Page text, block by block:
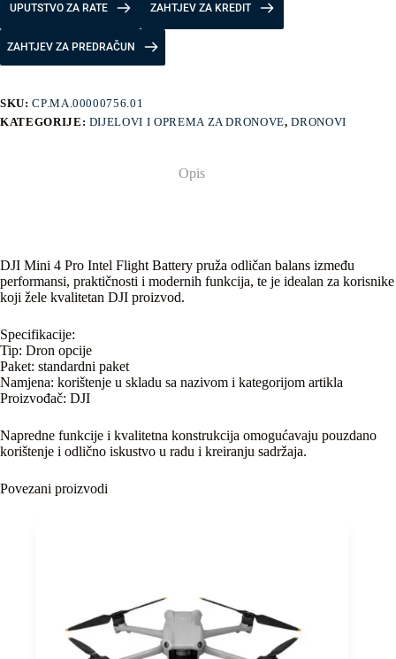
UPUTSTVO ZA RATE ZAHTJEV ZA KREDIT
ZAHTJEV ZA PREDRAČUN
SKU:CP.MA.00000756.01
KATEGORIJE: DIJELOVI I OPREMA ZA DRONOVE,DRONOVI
Opis
DJI Mini 4 Pro Intel Flight Battery pruža odličan balans između
performansi, praktičnosti i modernih funkcija, te je idealan za korisnike
koji žele kvalitetan DJI proizvod.
Specifikacije:
Tip: Dron opcije
Paket: standardni paket
Namjena: korištenje u skladu sa nazivom i kategorijom artikla
Proizvođač: DJI
Napredne funkcije i kvalitetna konstrukcija omogućavaju pouzdano
korištenje i odlično iskustvo u radu i kreiranju sadržaja.
Povezani proizvodi